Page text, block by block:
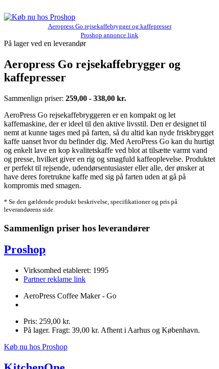
Aeropress Go rejsekaffebrygger og kaffepresser
Proshop annonce link
På lager ved en leverandør
Aeropress Go rejsekaffebrygger og
kaffepresser
Sammenlign priser: 259,00 - 338,00 kr.
AeroPress Go rejsekaffebryggeren er en kompakt og let
kaffemaskine, der er ideel til den aktive livsstil. Den er designet til
nemt at kunne tages med på farten, så du altid kan nyde friskbrygget
kaffe uanset hvor du befinder dig. Med AeroPress Go kan du hurtigt
og enkelt lave en kop kvalitetskaffe ved blot at tilsætte varmt vand
og presse, hvilket giver en rig og smagfuld kaffeoplevelse. Produktet
er perfekt til rejsende, udendørsentusiaster eller alle, der ønsker at
have deres foretrukne kaffe med sig på farten uden at gå på
kompromis med smagen.
* Se den gældende produkt beskrivelse, specifikationer og pris på
leverandørens side.
Sammenlign priser hos leverandører
Proshop
Virksomhed etableret: 1995
Partner reklame link
AeroPress Coffee Maker - Go
Pris: 259,00 kr.
På lager. Fragt: 39,00 kr. Afhent i Aarhus og København.
Køb nu hos Proshop